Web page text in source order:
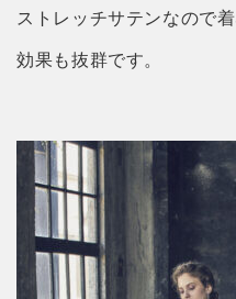
ストレッチサテンなので
効果も抜群です。